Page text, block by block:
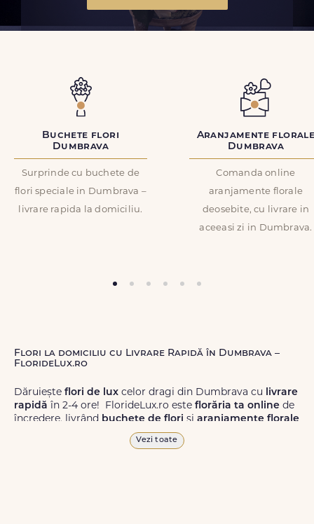
Buchete flori
Dumbrava
Surprinde cu buchete de
flori speciale in Dumbrava –
livrare rapida la domiciliu.
Aranjamente
Dumbrava
Comanda online
aranjamente florale
deosebite, cu livrare in
aceeasi zi in Dumbrava.
Flori la domiciliu cu Livrare Rapidă în Dumbrava –
FlorideLux.ro
Dăruiește flori de lux celor dragi din Dumbrava cu livrare
rapidă în 2-4 ore! FlorideLux.ro este florăria ta online de
încredere, livrând buchete de flori și aranjamente florale
de calitate superioară în Dumbrava și în toată România.
Vezi toate